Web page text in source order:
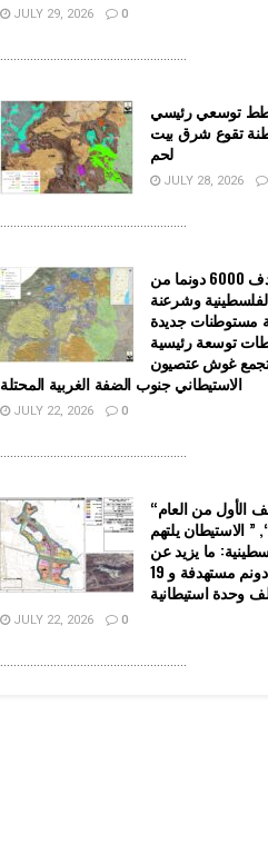
JULY 29, 2026 0
........................................................
توسعي رئيسي
تقوع شرق بيت
لحم
JULY 28, 2026
........................................................
تستهدف 6000 دونما من
وشرعنة
مستوطنات جديدة
توسعة رئيسية
غوش عتصيون
الاستيطاني جنوب الضفة الغربية المحتلة
JULY 22, 2026 0
........................................................
“حتى النصف الأول من العام
“, ” الاستيطان يلتهم
ما يزيد عن
22 ألف دونم مستهدفة و 19
JULY 22, 2026 0
........................................................